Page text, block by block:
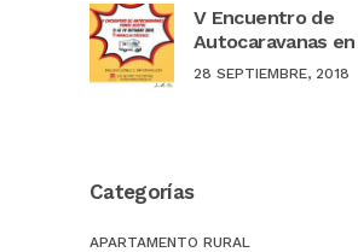
V Encuentro de
Autocaravanas
28 SEPTIEMBRE, 2018
Categorías
APARTAMENTO RURAL